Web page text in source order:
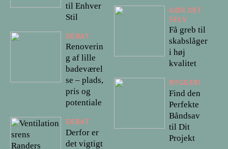
til Enhver
Stil
DEBAT
Renoverin
g af lille
badeværel
se – plads,
pris og
potentiale
DEBAT
Derfor er
det vigtigt
GØR DET
SELV
Få greb til
skabslåger
i høj
kvalitet
BYGGERI
Find den
Perfekte
Båndsav
til Dit
Projekt